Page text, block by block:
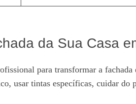
da Sua Casa
para transformar a
usar tintas específicas, cuidar do